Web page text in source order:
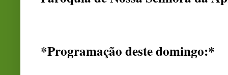
*Programação deste domingo:*